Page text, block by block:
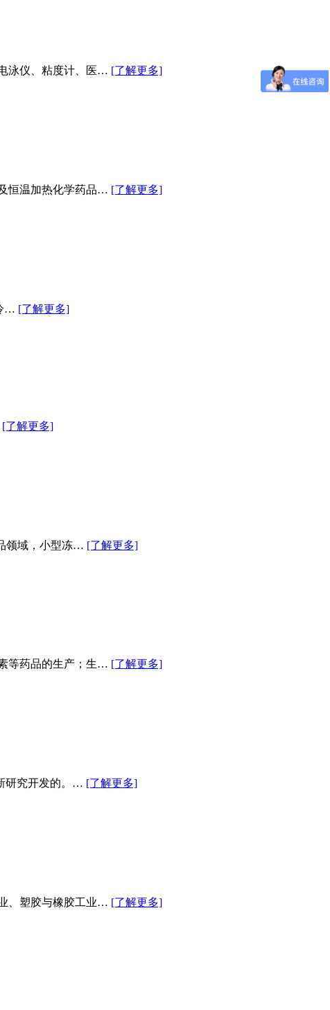
泳仪、粘度计、医… [了解更多]
恒温加热化学药品… [了解更多]
… [了解更多]
[了解更多]
领域，小型冻… [了解更多]
等药品的生产；生… [了解更多]
研究开发的。… [了解更多]
、塑胶与橡胶工业… [了解更多]